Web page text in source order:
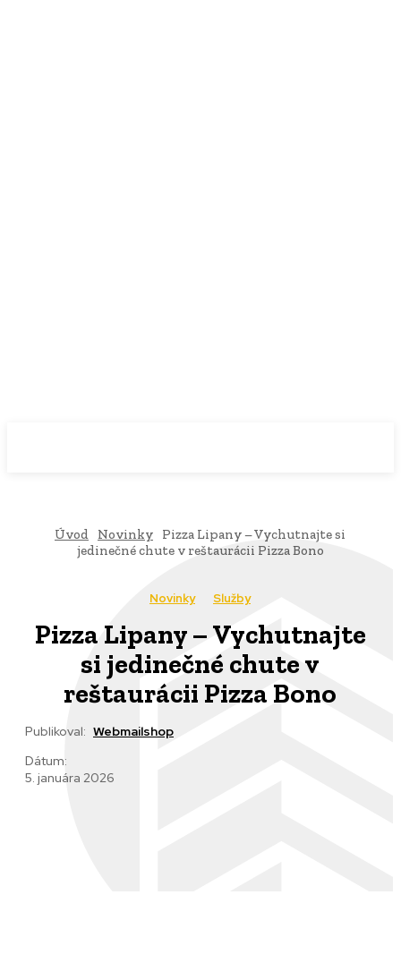
Úvod Novinky
Pizza Lipany – Vychutnajte si
jedinečné chute v reštaurácii Pizza Bono
Novinky Služby
Pizza Lipany – Vychutnajte
si jedinečné chute v
reštaurácii Pizza Bono
Publikoval: Webmailshop
Dátum:
5. januára 2026